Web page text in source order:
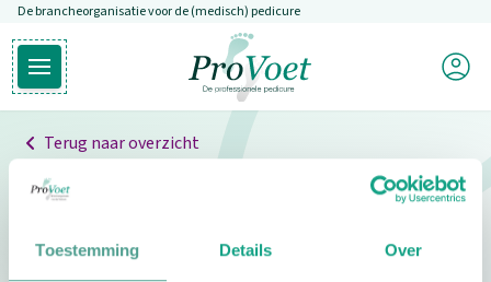
Toestemming Details Over
Overslaan en naar de inhoud gaan
De brancheorganisatie voor de (medisch) pedicure
Open hoofdmenu
Ga naar de homepagina
Mijn
Terug naar overzicht
Professionals
Pedicure niet gevonden